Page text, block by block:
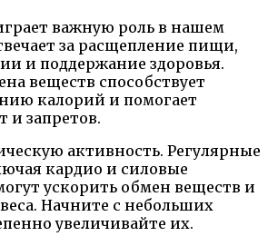
важную роль в нашем
за расщепление пищи,
и поддержание здоровья.
веществ способствует
калорий и помогает
и запретов.
активность. Регулярные
кардио и силовые
ускорить обмен веществ и
Начните с небольших
увеличивайте их.